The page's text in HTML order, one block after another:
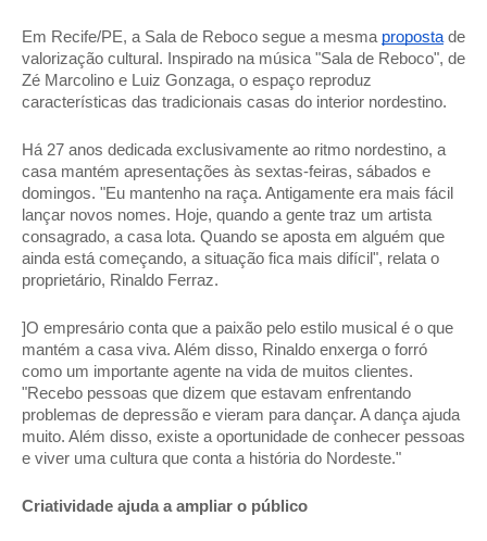
Em Recife/PE, a Sala de Reboco segue a mesma proposta de
valorização cultural. Inspirado na música "Sala de Reboco", de
Zé Marcolino e Luiz Gonzaga, o espaço reproduz
características das tradicionais casas do interior nordestino.
Há 27 anos dedicada exclusivamente ao ritmo nordestino, a
casa mantém apresentações às sextas-feiras, sábados e
domingos. "Eu mantenho na raça. Antigamente era mais fácil
lançar novos nomes. Hoje, quando a gente traz um artista
consagrado, a casa lota. Quando se aposta em alguém que
ainda está começando, a situação fica mais difícil", relata o
proprietário, Rinaldo Ferraz.
]O empresário conta que a paixão pelo estilo musical é o que
mantém a casa viva. Além disso, Rinaldo enxerga o forró
como um importante agente na vida de muitos clientes.
"Recebo pessoas que dizem que estavam enfrentando
problemas de depressão e vieram para dançar. A dança ajuda
muito. Além disso, existe a oportunidade de conhecer pessoas
e viver uma cultura que conta a história do Nordeste."
Criatividade ajuda a ampliar o público